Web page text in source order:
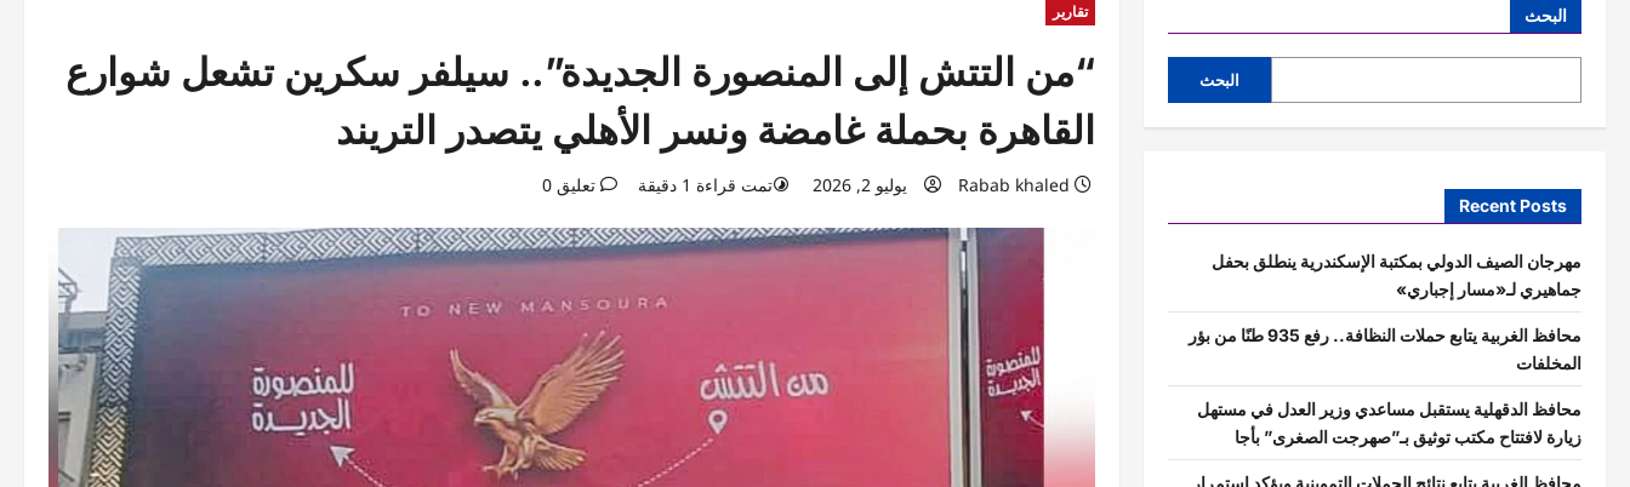
تقارير
“من التتش إلى المنصورة الجديدة”.. سيلفر سكرين تشعل شوارع
القاهرة بحملة غامضة ونسر الأهلي يتصدر التريند
Rabab khaled يوليو 2, 2026 تمت قراءة 1 دقيقة تعليق 0
البحث
البحث
Recent Posts
مهرجان الصيف الدولي بمكتبة الإسكندرية ينطلق بحفل
جماهيري لـ«مسار إجباري»
محافظ الغربية يتابع حملات النظافة.. رفع 935 طنًا من بؤر
المخلفات
محافظ الدقهلية يستقبل مساعدي وزير العدل في مستهل
زيارة لافتتاح مكتب توثيق بـ”صهرجت الصغرى” بأجا